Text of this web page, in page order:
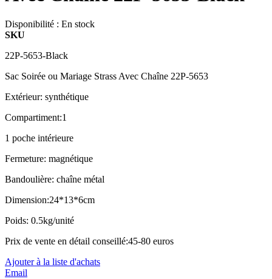
Disponibilité : En stock
SKU
22P-5653-Black
Sac Soirée ou Mariage Strass Avec Chaîne 22P-5653
Extérieur: synthétique
Compartiment:1
1 poche intérieure
Fermeture: magnétique
Bandoulière: chaîne métal
Dimension:24*13*6cm
Poids: 0.5kg/unité
Prix de vente en détail conseillé:45-80 euros
Ajouter à la liste d'achats
Email